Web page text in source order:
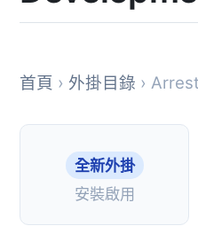
首頁 › 外掛目錄 ›
全新外掛
安裝啟用